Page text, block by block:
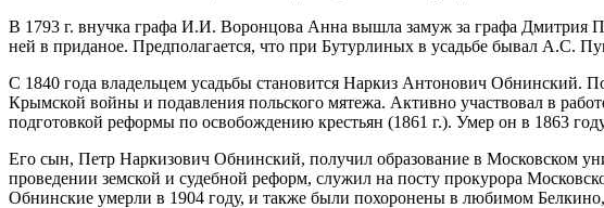
В 1793 г. внучка графа И.И. Воронцова Анна вышла замуж за графа Дмитрия
ней в приданое. Предполагается, что при Бутурлиных в усадьбе бывал А.С.
С 1840 года владельцем усадьбы становится Наркиз Антонович Обнинский.
Крымской войны и подавления польского мятежа. Активно участвовал в
подготовкой реформы по освобождению крестьян (1861 г.). Умер он в 1863
Его сын, Петр Наркизович Обнинский, получил образование в Московском
проведении земской и судебной реформ, служил на посту прокурора
Обнинские умерли в 1904 году, и также были похоронены в любимом Белкино,